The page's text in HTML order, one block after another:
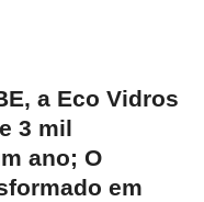
a Eco Vidros
3 mil
ano; O
em